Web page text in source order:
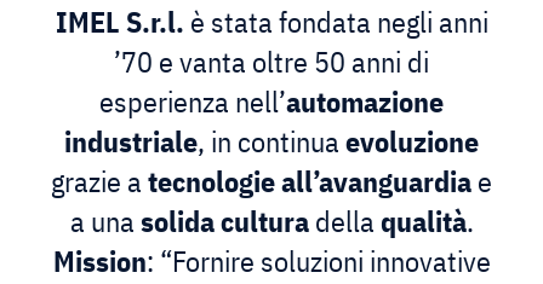
IMEL S.r.l. è stata fondata negli anni
’70 e vanta oltre 50 anni di
esperienza nell’automazione
industriale, in continuaevoluzione
grazie atecnologieall’avanguardiae
a unasolidaculturadella qualità.
Mission: “Fornire soluzioni innovative